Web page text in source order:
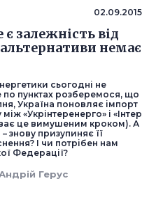
02.09.2015
залежність від
немає
сьогодні не
пунктах розберемося, що
Україна поновляє імпорт
«Укрінтеренерго» і «Інтер
це вимушеним кроком). А
знову призупиняє її
І чи потрібен нам
Федерації?
Герус